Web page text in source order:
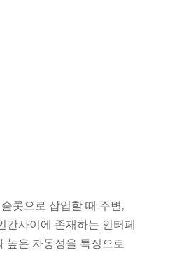
롯으로 삽입할 때 주변,
사이에 존재하는 인터페
높은 자동성을 특징으로